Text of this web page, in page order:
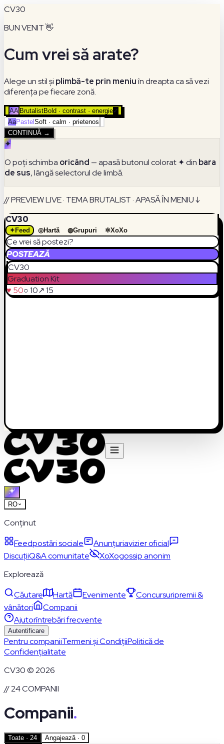
CV30
BUN VENIT 👋
Cum vrei să arate?
Alege un stil și plimbă-te prin meniuîn dreapta ca să vezi
diferența pe fiecare zonă.
AA BrutalistBold · contrast · energie✓
AaPastel Soft · calm · prietenos
CONTINUĂ →
✦
O poți schimba oricând — apasă butonul colorat ✦ din bara
de sus, lângă selectorul de limbă.
// PREVIEW LIVE · TEMA BRUTALIST · APASĂ ÎN MENIU ↓
CV30
✦ Feed ◎Hartă ◍Grupuri ✲XoXo
Ce vrei să postezi?
POSTEAZĂ
CV30
Graduation Kit
♥ 50○ 10↗ 15
RO
Conținut
Feedpostări sociale Anunțuriavizier oficial
DiscuțiiQ&A comunitate XoXogossip anonim
Explorează
Căutare
Hartă Evenimente Concursuripremii &
vânători
Companii
Ajutorîntrebări frecvente
Autentificare
Pentru companiiTermeni și CondițiiPolitică de
Confidențialitate
CV30 © 2026
// 24 COMPANII
Companii.
Toate · 24 Angajează · 0